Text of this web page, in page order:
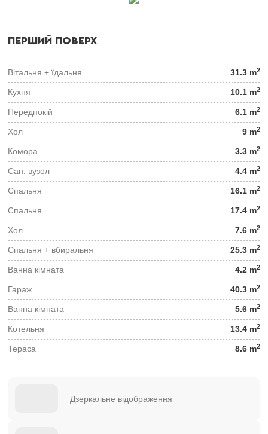
ПЕРШИЙ ПОВЕРХ
Вітальня + їдальня 31.3 m2
Кухня 10.1 m2
Передпокій 6.1 m2
Хол 9 m2
Комора 3.3 m2
Сан. вузол 4.4 m2
Спальня 16.1 m2
Спальня 17.4 m2
Хол 7.6 m2
Спальня + вбиральня 25.3 m2
Ванна кімната 4.2 m2
Гараж 40.3 m2
Ванна кімната 5.6 m2
Котельня 13.4 m2
Тераса 8.6 m2
Дзеркальне відображення